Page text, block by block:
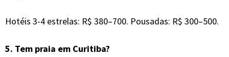
Hotéis 3-4 estrelas: R$ 380–700. Pousadas: R$ 300–500.
5. Tem praia em Curitiba?